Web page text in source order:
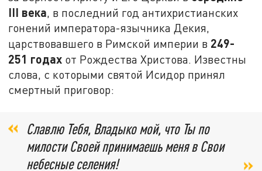
III века , в последний год антихристианских
гонений императора-язычника Декия,
царствовавшего в Римской империи в 249-
251 годах от Рождества Христова. Известны
слова, с которыми святой Исидор принял
смертный приговор:
Славлю Тебя, Владыко мой, что Ты по
милости Своей принимаешь меня в Свои
небесные селения!